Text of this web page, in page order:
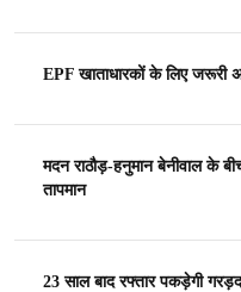
EPF खाताधारकों के लिए जरूरी
मदन राठौड़-हनुमान बेनीवाल के
तापमान
23 साल बाद रफ्तार पकड़ेगी